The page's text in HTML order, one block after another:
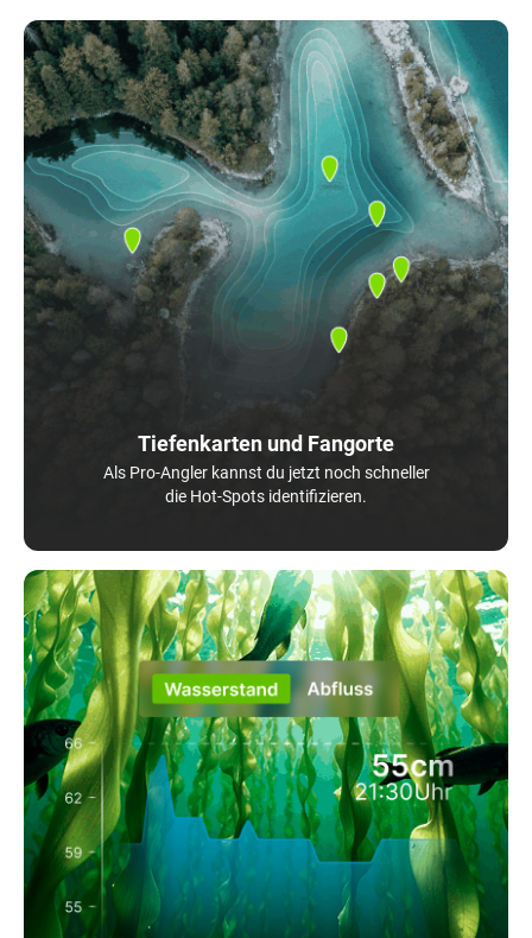
Tiefenkarten und Fangorte
Als Pro-Angler kannst du jetzt noch schneller
die Hot-Spots identifizieren.